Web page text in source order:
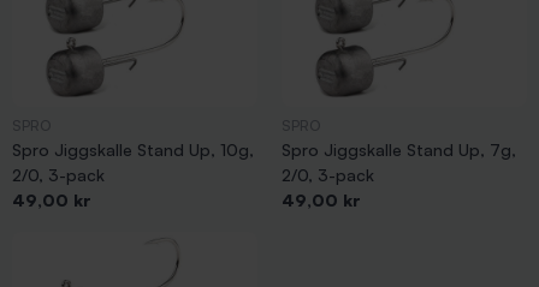
Spro Jiggskalle Stand Up, 10g,
2/0, 3-pack
Pris
49,00 kr
Spro Jiggskalle Stand Up, 7g,
2/0, 3-pack
Pris
49,00 kr